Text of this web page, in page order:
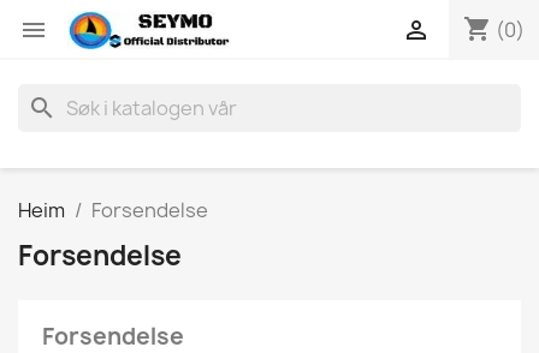
 shopping_cart (0)

search
Heim Forsendelse
Forsendelse
Forsendelse